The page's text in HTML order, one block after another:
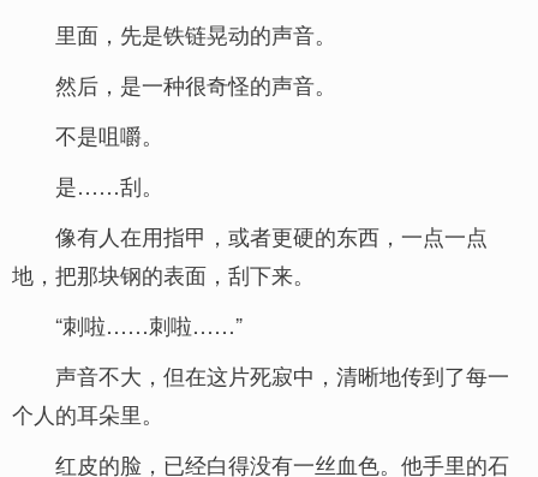
里面，先是铁链晃动的声音。
然后，是一种很奇怪的声音。
不是咀嚼。
是……刮。
像有人在用指甲，或者更硬的东西，一点一点
地，把那块钢的表面，刮下来。
“刺啦……刺啦……”
声音不大，但在这片死寂中，清晰地传到了每一
个人的耳朵里。
红皮的脸，已经白得没有一丝血色。他手里的石